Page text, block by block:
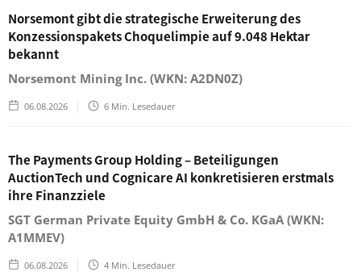
Norsemont gibt die strategische Erweiterung des
Konzessionspakets Choquelimpie auf 9.048 Hektar
bekannt
Norsemont Mining Inc. (WKN: A2DN0Z)
06.08.2026 6 Min. Lesedauer
The Payments Group Holding – Beteiligungen
AuctionTech und Cognicare AI konkretisieren erstmals
ihre Finanzziele
SGT German Private Equity GmbH & Co. KGaA (WKN:
A1MMEV)
06.08.2026 4 Min. Lesedauer